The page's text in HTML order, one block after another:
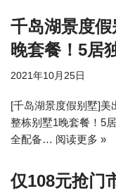
千岛湖景度
晚套餐！5居
2021年10月25日
[千岛湖景度假别墅]美
整栋别墅1晚套餐！5
全配备… 阅读更多 »
仅108元抢门